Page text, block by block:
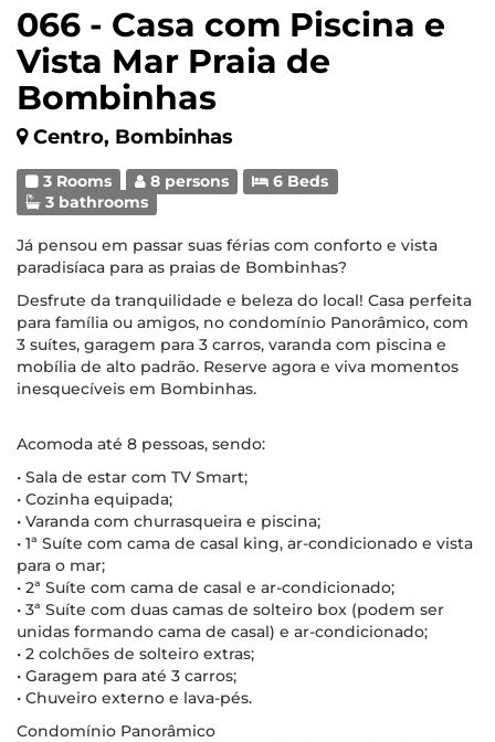
066 - Casa com Piscina e
Vista Mar Praia de
Bombinhas
Centro, Bombinhas
3 Rooms 8 persons
6 Beds
3 bathrooms
Já pensou em passar suas férias com conforto e vista
paradisíaca para as praias de Bombinhas?
Desfrute da tranquilidade e beleza do local! Casa perfeita
para família ou amigos, no condomínio Panorâmico, com
3 suítes, garagem para 3 carros, varanda com piscina e
mobília de alto padrão. Reserve agora e viva momentos
inesquecíveis em Bombinhas.
Acomoda até 8 pessoas, sendo:
• Sala de estar com TV Smart;
• Cozinha equipada;
• Varanda com churrasqueira e piscina;
• 1ª Suíte com cama de casal king, ar-condicionado e vista
para o mar;
• 2ª Suíte com cama de casal e ar-condicionado;
• 3ª Suíte com duas camas de solteiro box (podem ser
unidas formando cama de casal) e ar-condicionado;
• 2 colchões de solteiro extras;
• Garagem para até 3 carros;
• Chuveiro externo e lava-pés.
Condomínio Panorâmico